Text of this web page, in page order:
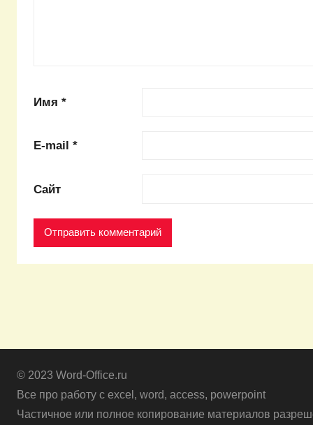
Имя *
E-mail *
Сайт
© 2023 Word-Office.ru
Все про работу с excel, word, access, powerpoint
Частичное или полное копирование материалов